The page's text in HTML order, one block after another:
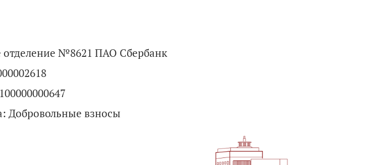
отделение №8621 ПАО Сбербанк
Добровольные взносы